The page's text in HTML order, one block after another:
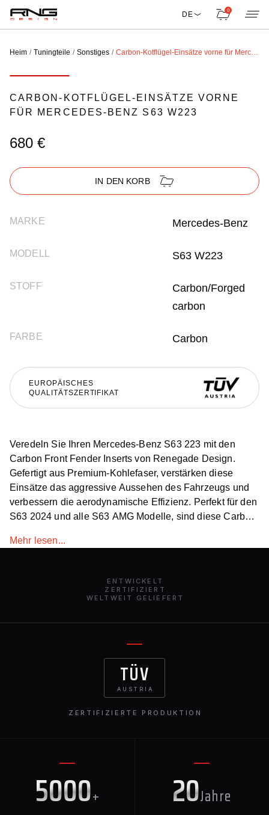
DE 0
Heim Tuningteile Sonstiges Carbon-Kotflügel-Einsätze vorne für Mercedes-Benz S63 W223
CARBON-KOTFLÜGEL-EINSÄTZE VORNE
FÜR MERCEDES-BENZ S63 W223
680 €
IN DEN KORB
MARKE Mercedes-Benz
MODELL S63 W223
STOFF
Carbon/Forged
carbon
FARBE Carbon
EUROPÄISCHES
QUALITÄTSZERTIFIKAT
Veredeln Sie Ihren Mercedes-Benz S63 223 mit den
Carbon Front Fender Inserts von Renegade Design.
Gefertigt aus Premium-Kohlefaser, verstärken diese
Einsätze das aggressive Aussehen des Fahrzeugs und
verbessern die aerodynamische Effizienz. Perfekt für den
S63 2024 und alle S63 AMG Modelle, sind diese Carbon-
und anspruchsvolleren Mercedes S 63 AMG. Sie sind
Mehr lesen...
ENTWICKELT
ZERTIFIZIERT
WELTWEIT GELIEFERT
5000+ 20Jahre
TÜV
AUSTRIA
ZERTIFIZIERTE PRODUKTION